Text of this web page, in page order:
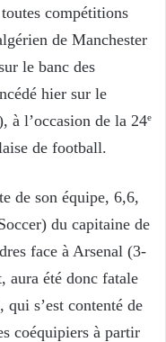
compétitions
de Manchester
le banc des
hier sur le
à l’occasion de la 24e
de football.
de son équipe, 6,6,
du capitaine de
face à Arsenal (3-
aura été donc fatale
s’est contenté de
coéquipiers à partir